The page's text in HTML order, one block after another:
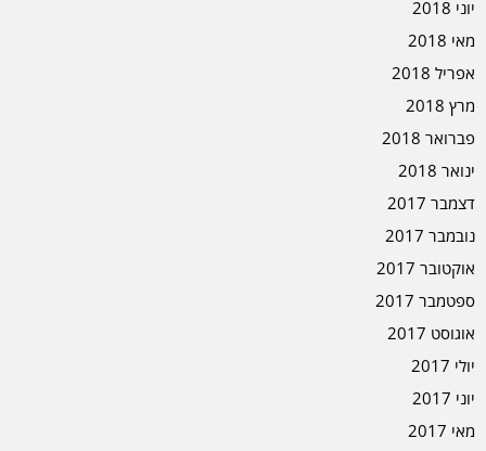
יוני 2018
מאי 2018
אפריל 2018
מרץ 2018
פברואר 2018
ינואר 2018
דצמבר 2017
נובמבר 2017
אוקטובר 2017
ספטמבר 2017
אוגוסט 2017
יולי 2017
יוני 2017
מאי 2017